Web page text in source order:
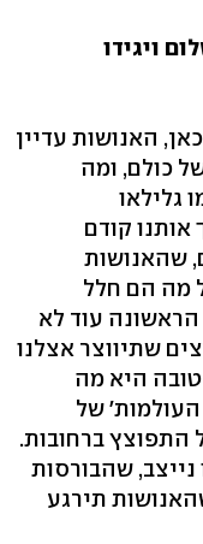
ויגידו
האנושות עדיין
כולם, ומה
גלילאו
אותנו קודם
שהאנושות
מה הם חלל
עוד לא
שתיווצר אצלנו
היא מה
העולמות' של
התפוצץ ברחובות.
שהבורסות
תירגע